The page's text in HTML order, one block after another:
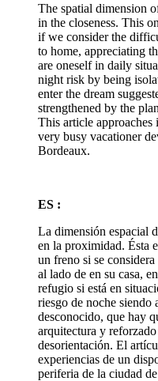
The spatial dimension
in the closeness. This
if we consider the
to home, appreciating
are oneself in daily
night risk by being
enter the dream
strengthened by the
This article
very busy vacationer
Bordeaux.
ES :
La dimensión espacial
en la proximidad. Ésta
un freno si se
al lado de en su casa,
refugio si está en
riesgo de noche siendo
desconocido, que hay
arquitectura y
desorientación. El
experiencias de un
periferia de la ciudad